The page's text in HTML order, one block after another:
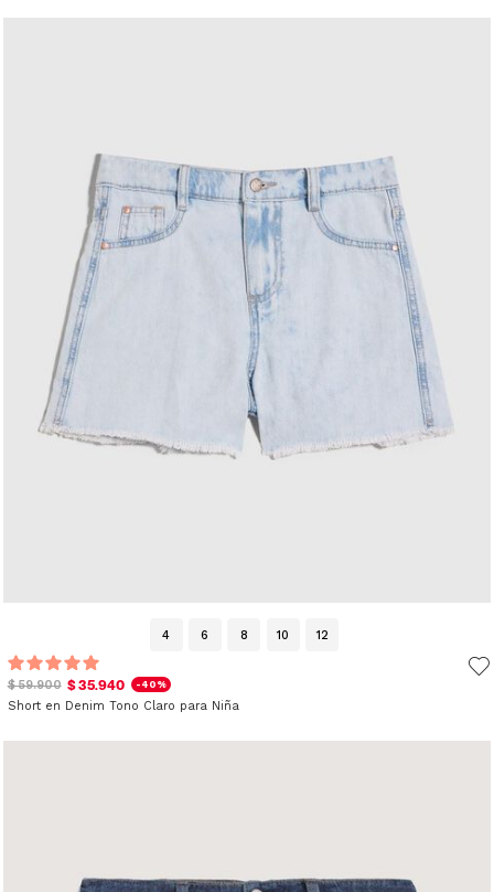
4 6 8 10 12
$ 59.900 $ 35.940 -40%
Short en Denim Tono Claro para Niña